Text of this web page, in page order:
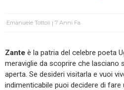
Emanuele Tottoli 7 Anni Fa
Zante è la patria del celebre poeta
meraviglie da scoprire che lasciano
aperta. Se desideri visitarla e vuoi
indimenticabile puoi decidere di fare